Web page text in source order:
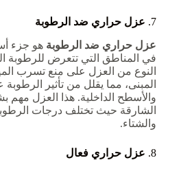
7. عزل حراري ضد الرطوبة
عزل حراري ضد الرطوبة هو جزء
في المناطق التي تتعرض للرطوبة
النوع من العزل على منع تسرب
المبنى، مما يقلل من تأثير
والأسطح الداخلية. هذا العزل
الشارقة حيث تختلف درجات
والشتاء.
8. عزل حراري فعال